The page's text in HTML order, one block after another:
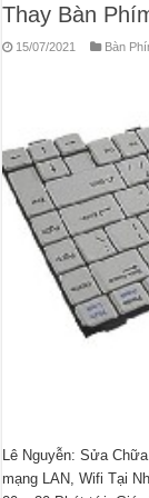
Thay Bàn
15/07/2021 Bàn
Lê Nguyễn: Sửa
mạng LAN, Wifi Tại